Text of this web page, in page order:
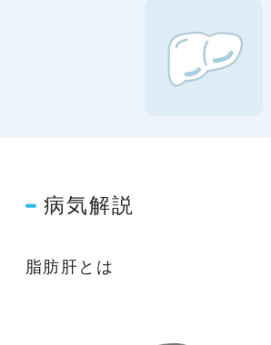
病気解説
脂肪肝とは